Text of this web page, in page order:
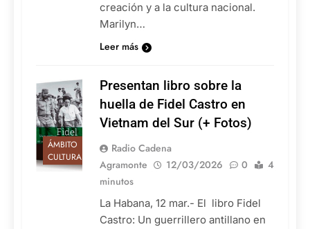
creación y a la cultura nacional.
Marilyn…
Leer más
ÁMBITO
CULTURAL
Presentan libro sobre la
huella de Fidel Castro en
Vietnam del Sur (+ Fotos)
Radio Cadena
Agramonte
12/03/2026 0
4
minutos
La Habana, 12 mar.- El libro Fidel
Castro: Un guerrillero antillano en